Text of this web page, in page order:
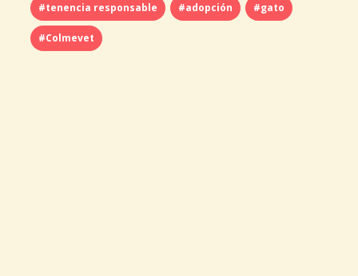
#tenencia responsable #adopción #gato
#Colmevet